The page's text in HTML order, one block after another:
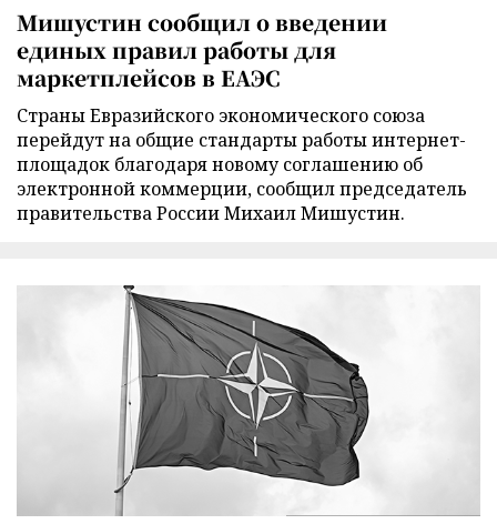
Мишустин сообщил о введении
единых правил работы для
маркетплейсов в ЕАЭС
Страны Евразийского экономического союза
перейдут на общие стандарты работы интернет-
площадок благодаря новому соглашению об
электронной коммерции, сообщил председатель
правительства России Михаил Мишустин.